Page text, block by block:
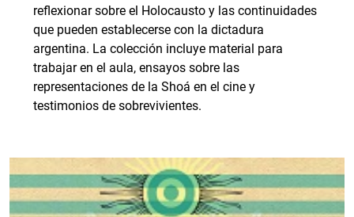
reflexionar sobre el Holocausto y las continuidades
que pueden establecerse con la dictadura
argentina. La colección incluye material para
trabajar en el aula, ensayos sobre las
representaciones de la Shoá en el cine y
testimonios de sobrevivientes.